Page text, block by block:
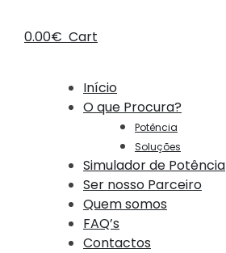
0.00€ Cart
Início
O que Procura?
Potência
Soluções
Simulador de Potência
Ser nosso Parceiro
Quem somos
FAQ’s
Contactos